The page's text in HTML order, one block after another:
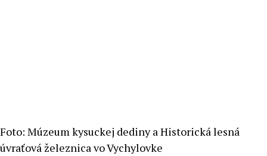
Foto: Múzeum kysuckej dediny a Historická lesná
úvraťová železnica vo Vychylovke